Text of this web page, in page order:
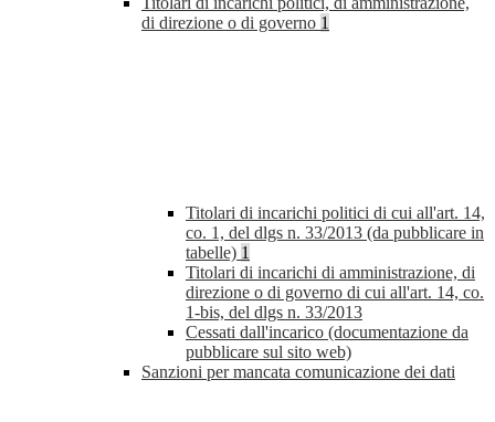
di direzione o di governo 1
Titolari di incarichi politici di cui all'art. 14,
co. 1, del dlgs n. 33/2013 (da pubblicare in
tabelle) 1
Titolari di incarichi di amministrazione, di
direzione o di governo di cui all'art. 14, co.
1-bis, del dlgs n. 33/2013
Cessati dall'incarico (documentazione da
pubblicare sul sito web)
Sanzioni per mancata comunicazione dei dati